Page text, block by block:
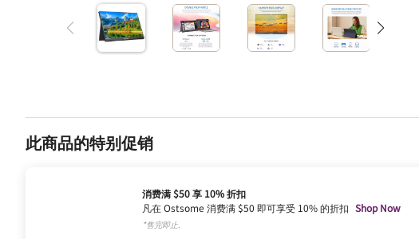
此商品的特别促销
消费满 $50 享 10% 折扣
凡在 Ostsome 消费满 $50 即可享受 10% 的折扣 Shop Now
*售完即止.